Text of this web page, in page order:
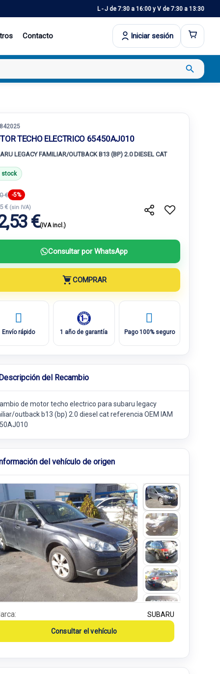
L - J de 7:30 a 16:00 y V de 7:30 a 13:30
Contacto Iniciar sesión
search
TECHO ELECTRICO 65450AJ010
LEGACY FAMILIAR/OUTBACK B13 (BP) 2.0 DIESEL CAT
stock
€ -5%
€ (sin IVA)
€(IVA incl.)
Consultar por WhatsApp
COMPRAR
Envío rápido 1 año de garantía Pago 100% seguro
del Recambio
de motor techo electrico para subaru legacy
outback b13 (bp) 2.0 diesel cat referencia OEM IAM
del vehículo de origen
SUBARU
Consultar el vehículo